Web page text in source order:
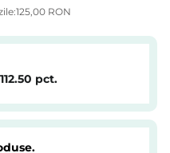
125,00 RON
112.50 pct.